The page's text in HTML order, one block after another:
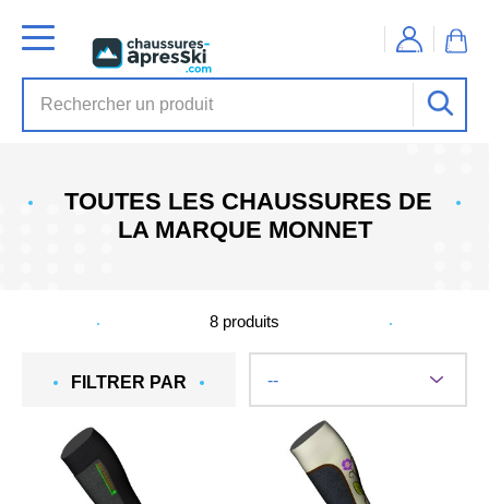
TOUTES LES CHAUSSURES DE
LA MARQUE MONNET
8 produits
FILTRER PAR